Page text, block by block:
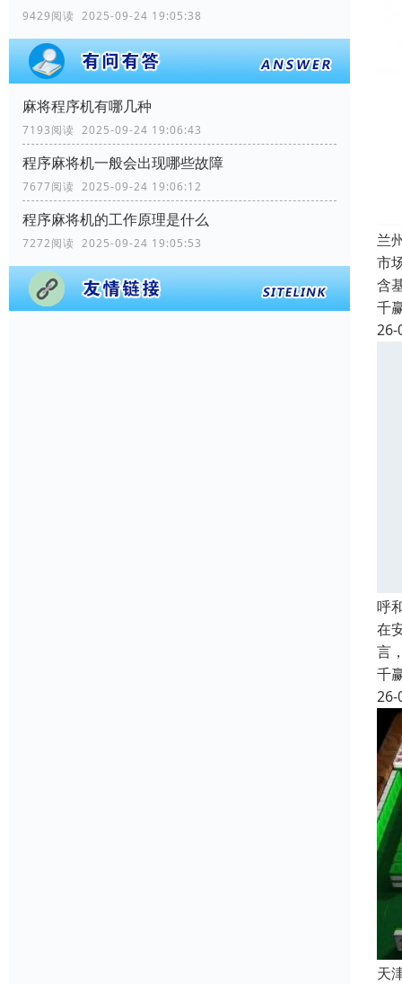
9429阅读 2025-09-24 19:05:38
麻将程序机有哪几种
7193阅读 2025-09-24 19:06:43
程序麻将机一般会出现哪些故障
7677阅读 2025-09-24 19:06:12
程序麻将机的工作原理是什么
7272阅读 2025-09-24 19:05:53
兰
市
含
千
26-
呼
在
言
千
26-
天